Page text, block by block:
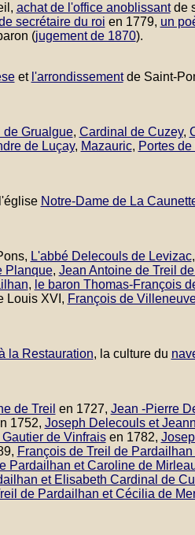
achat de l'office anoblissantde
secrétaire du roi en 1779, un
(jugement de 1870).
et l'arrondissementde Saint-
de Grualgue, Cardinal de Cuzey,
de Luçay, Mazauric, Portes
Notre-Dame de La
L'abbé Delecouls de Levizac
Planque, Jean Antoine de Treil
, le baron Thomas-François
Louis XVI, François de
la Restauration, la culture du
de Treil en 1727, Jean -Pierre
1752, Joseph Delecouls et
de Vinfraisen 1782,
François de Treil de
Pardailhan et Caroline de
et Elisabeth Cardinal de
de Pardailhan et Cécilia de